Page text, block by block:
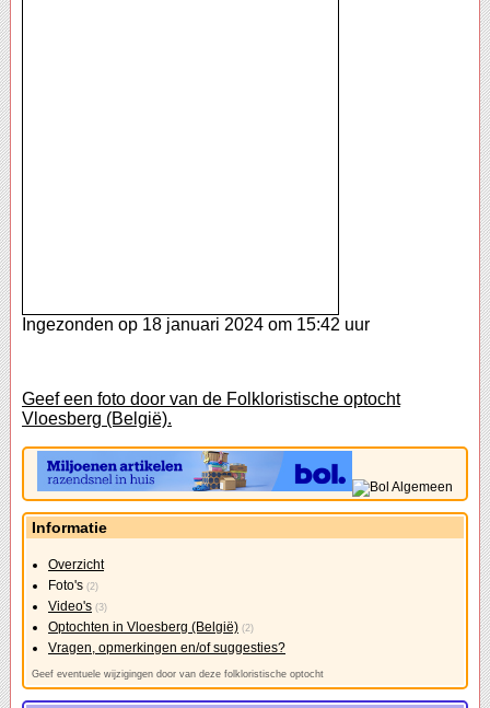
Ingezonden op 18 januari 2024 om 15:42 uur
Geef een foto door van de Folkloristische optocht
Vloesberg (België).
Informatie
Overzicht
Foto's (2)
Video's (3)
Optochten in Vloesberg (België) (2)
Vragen, opmerkingen en/of suggesties?
Geef eventuele wijzigingen door van deze folkloristische optocht